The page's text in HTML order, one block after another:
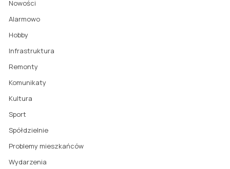
Nowości
Alarmowo
Hobby
Infrastruktura
Remonty
Komunikaty
Kultura
Sport
Spółdzielnie
Problemy mieszkańców
Wydarzenia